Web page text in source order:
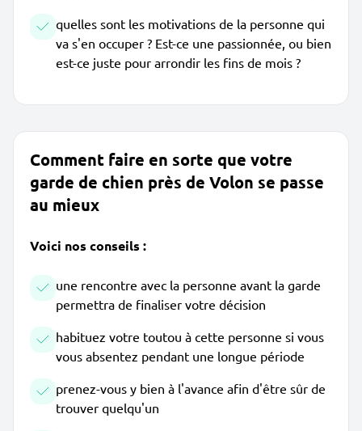
quelles sont les motivations de la personne qui
va s'en occuper ? Est-ce une passionnée, ou bien
est-ce juste pour arrondir les fins de mois ?
Comment faire en sorte que votre
garde de chien près de Volon se passe
au mieux
Voici nos conseils :
une rencontre avec la personne avant la garde
permettra de finaliser votre décision
habituez votre toutou à cette personne si vous
vous absentez pendant une longue période
prenez-vous y bien à l'avance afin d'être sûr de
trouver quelqu'un